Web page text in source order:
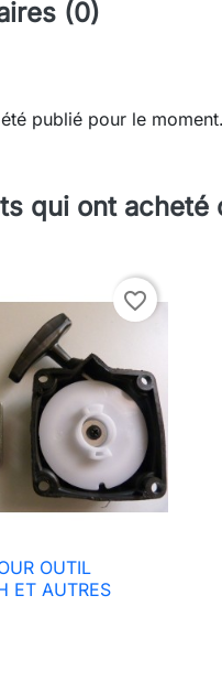
(0)
publié pour le moment.
qui ont
favorite_border
rapide
OUTIL
ET AUTRES